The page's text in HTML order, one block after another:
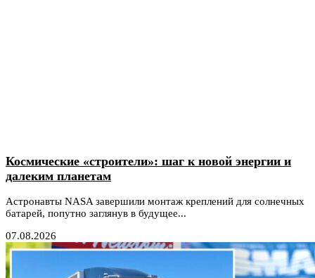
Космические «строители»: шаг к новой энергии и
далеким планетам
Астронавты NASA завершили монтаж креплений для солнечных
батарей, попутно заглянув в будущее...
07.08.2026